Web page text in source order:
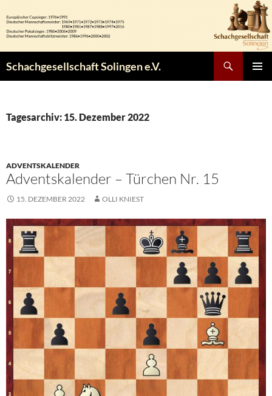
Inhalt
springen
Schachgesellschaft Solingen e.V.
Tagesarchiv: 15. Dezember 2022
ADVENTSKALENDER
Adventskalender – Türchen Nr. 15
15. DEZEMBER 2022 OLLI KNIEST